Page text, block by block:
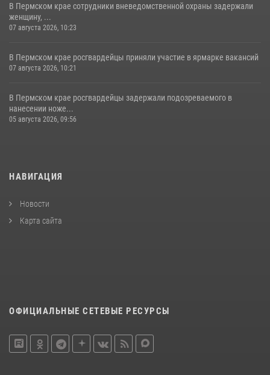
В Пермском крае сотрудники вневедомственной охраны задержали
женщину, ...
07 августа 2026, 10:23
В Пермском крае росгвардейцы приняли участие в ярмарке вакансий
07 августа 2026, 10:21
В Пермском крае росгвардейцы задержали подозреваемого в
нанесении ноже...
05 августа 2026, 09:56
НАВИГАЦИЯ
Новости
Карта сайта
ОФИЦИАЛЬНЫЕ СЕТЕВЫЕ РЕСУРСЫ